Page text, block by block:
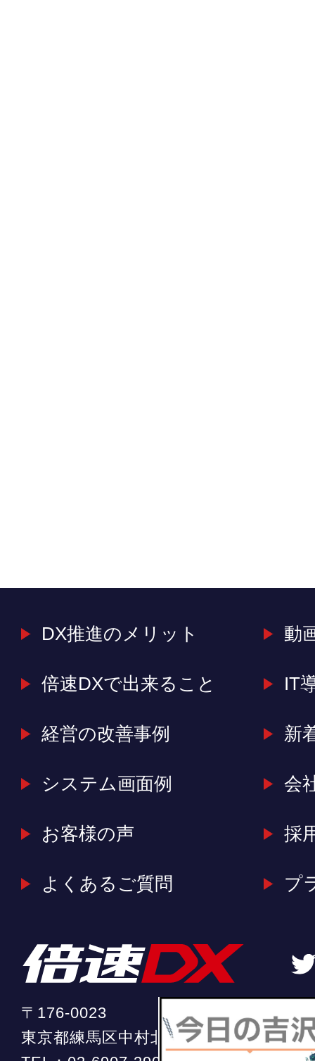
〒176-0023
東京都練馬区中村北2-20-11 ソフィア
DX推進のメリット
倍速DXで出来ること
経営の改善事例
システム画面例
お客様の声
よくあるご質問
動
IT
新
会
採
プ